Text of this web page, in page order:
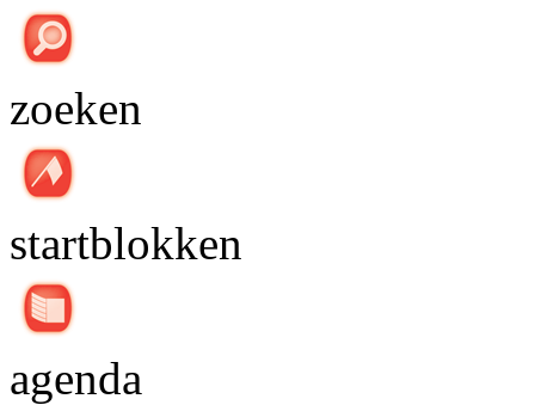
zoeken
startblokken
agenda